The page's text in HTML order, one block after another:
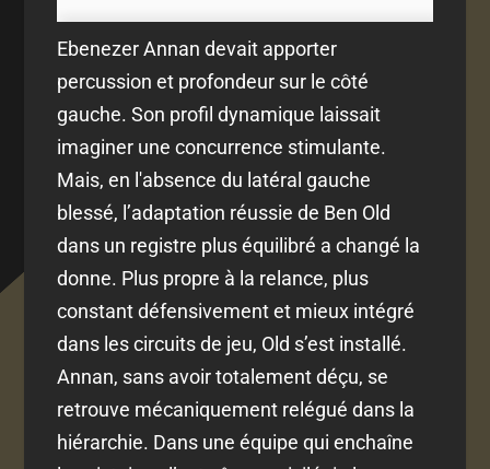
Ebenezer Annan devait apporter
percussion et profondeur sur le côté
gauche. Son profil dynamique laissait
imaginer une concurrence stimulante.
Mais, en l'absence du latéral gauche
blessé, l’adaptation réussie de Ben Old
dans un registre plus équilibré a changé la
donne. Plus propre à la relance, plus
constant défensivement et mieux intégré
dans les circuits de jeu, Old s’est installé.
Annan, sans avoir totalement déçu, se
retrouve mécaniquement relégué dans la
hiérarchie. Dans une équipe qui enchaîne